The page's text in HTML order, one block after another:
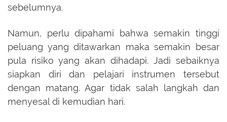
sebelumnya.
Namun, perlu dipahami bahwa semakin tinggi
peluang yang ditawarkan maka semakin besar
pula risiko yang akan dihadapi. Jadi sebaiknya
siapkan diri dan pelajari instrumen tersebut
dengan matang. Agar tidak salah langkah dan
menyesal di kemudian hari.